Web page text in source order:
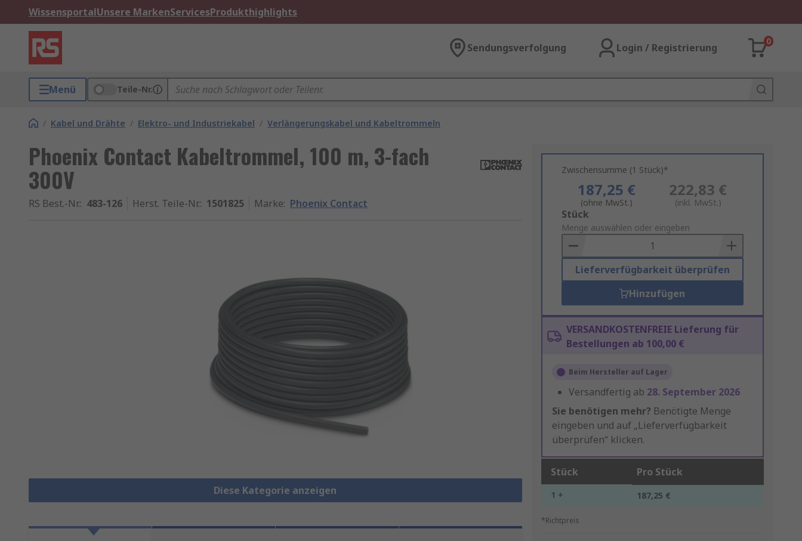
WissensportalUnsere MarkenServicesProdukthighlights
Sendungsverfolgung Login / Registrierung
0
Menü Teile-Nr.
/ Kabel und Drähte / Elektro- und Industriekabel / Verlängerungskabel und Kabeltrommeln
Phoenix Contact Kabeltrommel, 100 m, 3-fach
300V
RS Best.-Nr.: 483-126 Herst. Teile-Nr.: 1501825 Marke: Phoenix Contact
Diese Kategorie anzeigen
Zwischensumme (1 Stück)*
187,25 €
(ohne MwSt.)
222,83 €
(inkl. MwSt.)
Add
to
Basket
Stück
Menge auswählen oder eingeben
Lieferverfügbarkeit überprüfen
Hinzufügen
VERSANDKOSTENFREIE Lieferung für
Bestellungen ab 100,00 €
Beim Hersteller auf Lager
Versandfertig ab 28. September 2026
Sie benötigen mehr? Benötigte Menge
eingeben und auf „Lieferverfügbarkeit
überprüfen“ klicken.
Stück Pro Stück
1 + 187,25 €
*Richtpreis